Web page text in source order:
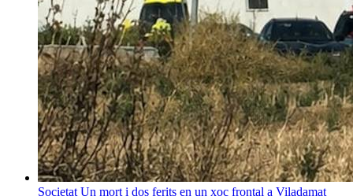
Societat Un mort i dos ferits en un xoc frontal a Viladamat